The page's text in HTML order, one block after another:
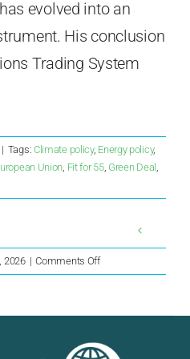
evolved into an
His conclusion
Trading System
| Tags: Climate policy, Energy policy,
Union Fit for 55, Green Deal
2026 | Comments Offon
Le
de
polaire